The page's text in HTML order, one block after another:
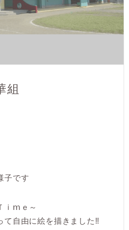
組
子です
ｉⅿｅ～
て自由に絵を描きました‼